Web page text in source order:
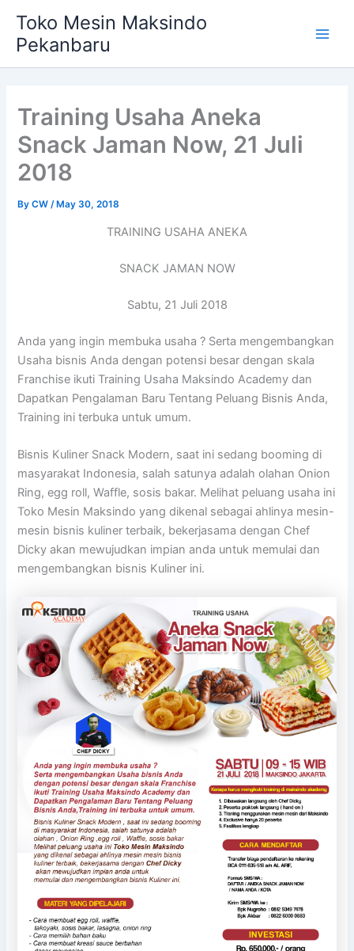
content
Toko Mesin Maksindo
Pekanbaru
Training Usaha Aneka
Snack Jaman Now, 21 Juli
2018
ByCW/ May 30, 2018
TRAINING USAHA ANEKA
SNACK JAMAN NOW
Sabtu, 21 Juli 2018
Anda yang ingin membuka usaha ? Serta mengembangkan
Usaha bisnis Anda dengan potensi besar dengan skala
Franchise ikuti Training Usaha Maksindo Academy dan
Dapatkan Pengalaman Baru Tentang Peluang Bisnis Anda,
Training ini terbuka untuk umum.
Bisnis Kuliner Snack Modern, saat ini sedang booming di
masyarakat Indonesia, salah satunya adalah olahan Onion
Ring, egg roll, Waffle, sosis bakar. Melihat peluang usaha ini
Toko Mesin Maksindo yang dikenal sebagai ahlinya mesin-
mesin bisnis kuliner terbaik, bekerjasama dengan Chef
Dicky akan mewujudkan impian anda untuk memulai dan
mengembangkan bisnis Kuliner ini.